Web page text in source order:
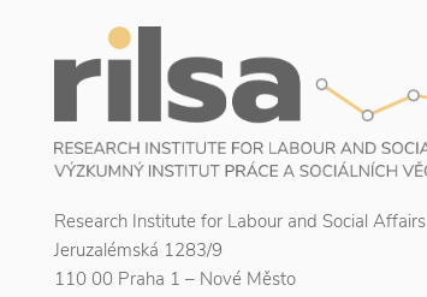
Research Institute for Labour and Social Affairs
Jeruzalémská 1283/9
110 00 Praha 1 – Nové Město